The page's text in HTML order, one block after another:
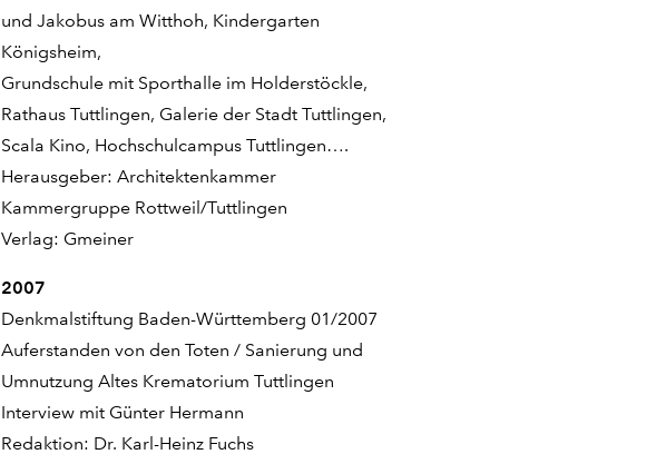
und Jakobus am Witthoh, Kindergarten
Königsheim,
Grundschule mit Sporthalle im Holderstöckle,
Rathaus Tuttlingen, Galerie der Stadt Tuttlingen,
Scala Kino, Hochschulcampus Tuttlingen….
Herausgeber: Architektenkammer
Kammergruppe Rottweil/Tuttlingen
Verlag: Gmeiner
2007
Denkmalstiftung Baden-Württemberg 01/2007
Auferstanden von den Toten / Sanierung und
Umnutzung Altes Krematorium Tuttlingen
Interview mit Günter Hermann
Redaktion: Dr. Karl-Heinz Fuchs